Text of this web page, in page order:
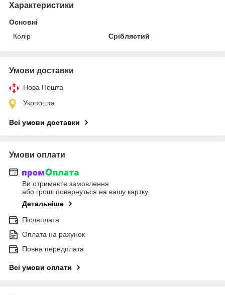
Характеристики
Основні
Колір
Сріблястий
Умови доставки
Нова Пошта
Укрпошта
Всі умови доставки
Умови оплати
Ви отримаєте замовлення
або гроші повернуться на вашу картку
Детальніше
Післяплата
Оплата на рахунок
Повна передплата
Всі умови оплати